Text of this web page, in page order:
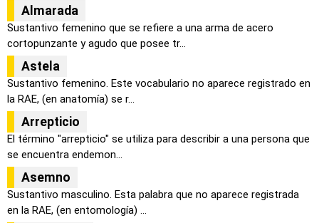
Almarada
Sustantivo femenino que se refiere a una arma de acero
cortopunzante y agudo que posee tr...
Astela
Sustantivo femenino. Este vocabulario no aparece registrado en
la RAE, (en anatomía) se r...
Arrepticio
El término "arrepticio" se utiliza para describir a una persona que
se encuentra endemon...
Asemno
Sustantivo masculino. Esta palabra que no aparece registrada
en la RAE, (en entomología) ...